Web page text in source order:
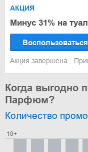
АКЦИЯ
Минус 31% на
Воспользоваться
Акция завершена
Когда выгодно
Парфюм?
Количество
10+